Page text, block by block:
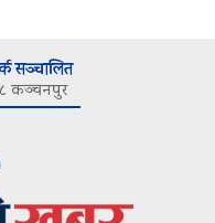
सञ्चालित
कञ्चनपुर